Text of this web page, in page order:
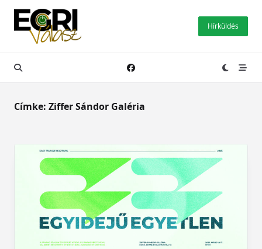
Skip
content
Hírküldés
Címke: Ziffer Sándor Galéria